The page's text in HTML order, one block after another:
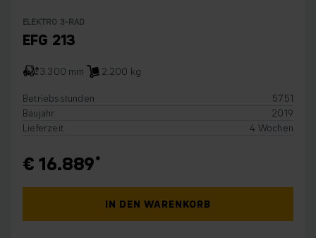
ELEKTRO 3-RAD
EFG 213
3.300 mm
2.200 kg
Betriebsstunden
5751
Baujahr
2019
Lieferzeit
4 Wochen
€ 16.889
IN DEN WARENKORB